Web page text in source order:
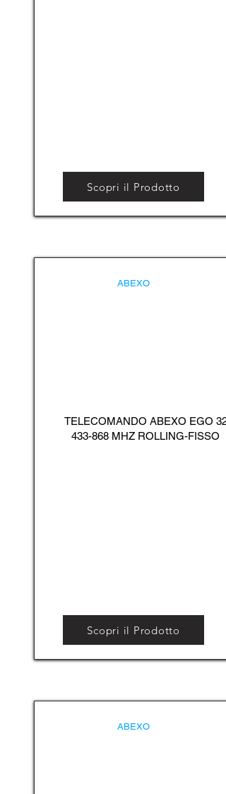
Scopri il Prodotto
ABEXO
TELECOMANDO ABEXO EGO 32
433-868 MHZ ROLLING-FISSO
Scopri il Prodotto
ABEXO